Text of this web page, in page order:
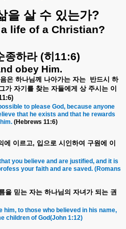
을 살 수 있는가?
life of a Christian?
종하라(히 11:6)
obey Him.
은 하나님께 나아가는 자는 반드시 하
가 자기를 찾는 자들에게 상 주시는 이
to please God, because anyone
that he exists and that he rewards
(Hebrews 11:6)
에 이르고, 입으로 시인하여 구원에 이
you believe and are justified, and it is
your faith and are saved. (Romans
을 믿는 자는 하나님의 자녀가 되는 권
him, to those who believed in his name,
children of God(John 1:12)